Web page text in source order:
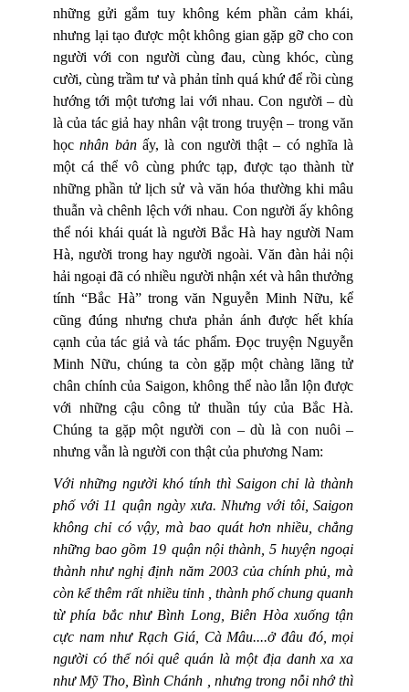
những gửi gắm tuy không kém phần cảm khái,
nhưng lại tạo được một không gian gặp gỡ cho con
người với con người cùng đau, cùng khóc, cùng
cười, cùng trầm tư và phản tỉnh quá khứ để rồi cùng
hướng tới một tương lai với nhau. Con người – dù
là của tác giả hay nhân vật trong truyện – trong văn
họcnhân bảnấy, là con người thật – có nghĩa là
một cá thể vô cùng phức tạp, được tạo thành từ
những phần tử lịch sử và văn hóa thường khi mâu
thuẫn và chênh lệch với nhau. Con người ấy không
thể nói khái quát là người Bắc Hà hay người Nam
Hà, người trong hay người ngoài. Văn đàn hải nội
hải ngoại đã có nhiều người nhận xét và hân thưởng
tính “Bắc Hà” trong văn Nguyễn Minh Nữu, kể
cũng đúng nhưng chưa phản ánh được hết khía
cạnh của tác giả và tác phẩm. Đọc truyện Nguyễn
Minh Nữu, chúng ta còn gặp một chàng lãng tử
chân chính của Saigon, không thể nào lẫn lộn được
với những cậu công tử thuần túy của Bắc Hà.
Chúng ta gặp một người con – dù là con nuôi –
nhưng vẫn là người con thật của phương Nam:
Với những người khó tính thì Saigon chỉ là thành
phố với 11 quận ngày xưa. Nhưng với tôi, Saigon
không chỉ có vậy, mà bao quát hơn nhiều, chẳng
những bao gồm 19 quận nội thành, 5 huyện ngoại
thành như nghị định năm 2003 của chính phủ, mà
còn kể thêm rất nhiều tỉnh , thành phố chung quanh
từ phía bắc như Bình Long, Biên Hòa xuống tận
cực nam như Rạch Giá, Cà Mâu....ở đâu đó, mọi
người có thể nói quê quán là một địa danh xa xa
như Mỹ Tho, Bình Chánh , nhưng trong nỗi nhớ thì